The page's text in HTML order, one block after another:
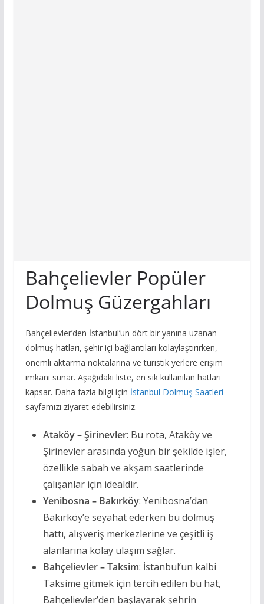
Bahçelievler Popüler
Dolmuş Güzergahları
Bahçelievler’den İstanbul’un dört bir yanına uzanan
dolmuş hatları, şehir içi bağlantıları kolaylaştırırken,
önemli aktarma noktalarına ve turistik yerlere erişim
imkanı sunar. Aşağıdaki liste, en sık kullanılan hatları
kapsar. Daha fazla bilgi için İstanbul Dolmuş Saatleri
sayfamızı ziyaret edebilirsiniz.
Ataköy – Şirinevler: Bu rota, Ataköy ve
Şirinevler arasında yoğun bir şekilde işler,
özellikle sabah ve akşam saatlerinde
çalışanlar için idealdir.
Yenibosna – Bakırköy: Yenibosna’dan
Bakırköy’e seyahat ederken bu dolmuş
hattı, alışveriş merkezlerine ve çeşitli iş
alanlarına kolay ulaşım sağlar.
Bahçelievler – Taksim: İstanbul’un kalbi
Taksime gitmek için tercih edilen bu hat,
Bahçelievler’den başlayarak şehrin